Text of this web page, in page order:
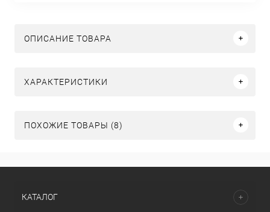
ОПИСАНИЕ ТОВАРА
ХАРАКТЕРИСТИКИ
ПОХОЖИЕ ТОВАРЫ (8)
КАТАЛОГ